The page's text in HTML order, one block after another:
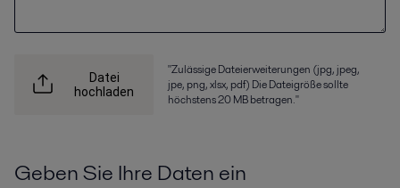
Datei
hochladen
"Zulässige Dateierweiterungen (jpg, jpeg,
jpe, png, xlsx, pdf) Die Dateigröße sollte
höchstens 20 MB betragen."
Geben Sie Ihre Daten ein